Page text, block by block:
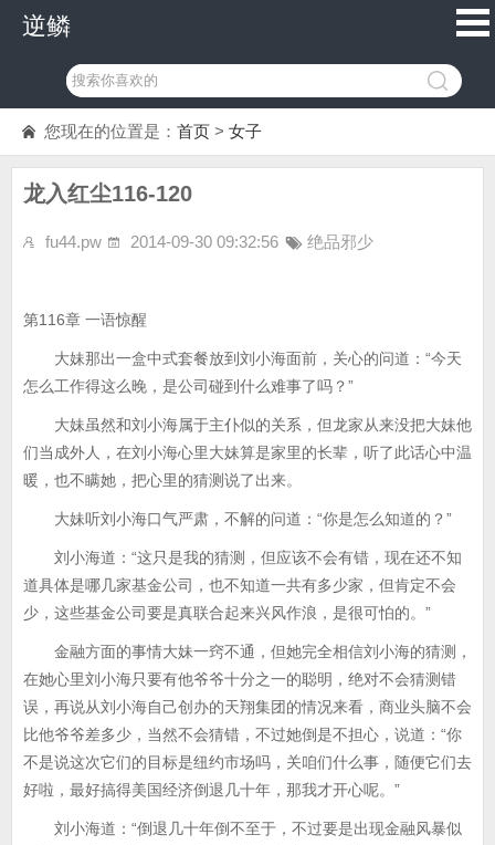
逆鳞
您现在的位置是： 首页 > 女子
龙入红尘116-120
fu44.pw 2014-09-30 09:32:56 绝品邪少
第116章 一语惊醒
大妹那出一盒中式套餐放到刘小海面前，关心的问道：“今天
怎么工作得这么晚，是公司碰到什么难事了吗？”
大妹虽然和刘小海属于主仆似的关系，但龙家从来没把大妹他
们当成外人，在刘小海心里大妹算是家里的长辈，听了此话心中温
暖，也不瞒她，把心里的猜测说了出来。
大妹听刘小海口气严肃，不解的问道：“你是怎么知道的？”
刘小海道：“这只是我的猜测，但应该不会有错，现在还不知
道具体是哪几家基金公司，也不知道一共有多少家，但肯定不会
少，这些基金公司要是真联合起来兴风作浪，是很可怕的。”
金融方面的事情大妹一窍不通，但她完全相信刘小海的猜测，
在她心里刘小海只要有他爷爷十分之一的聪明，绝对不会猜测错
误，再说从刘小海自己创办的天翔集团的情况来看，商业头脑不会
比他爷爷差多少，当然不会猜错，不过她倒是不担心，说道：“你
不是说这次它们的目标是纽约市场吗，关咱们什么事，随便它们去
好啦，最好搞得美国经济倒退几十年，那我才开心呢。”
刘小海道：“倒退几十年倒不至于，不过要是出现金融风暴似